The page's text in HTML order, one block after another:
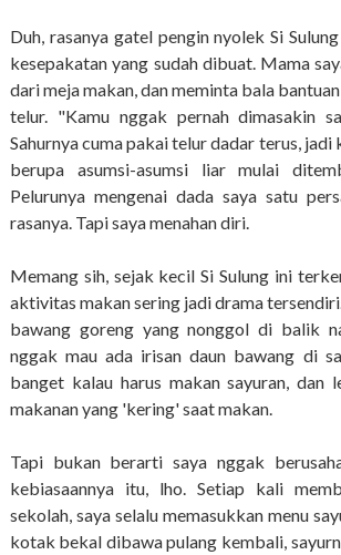
Duh, rasanya gatel pengin nyolek Si
kesepakatan yang sudah dibuat. Mama
dari meja makan, dan meminta bala
telur. "Kamu nggak pernah dimasakin
Sahurnya cuma pakai telur dadar terus, jadi
berupa asumsi-asumsi liar mulai
Pelurunya mengenai dada saya satu
rasanya. Tapi saya menahan diri.
Memang sih, sejak kecil Si Sulung ini
aktivitas makan sering jadi drama
bawang goreng yang nonggol di balik
nggak mau ada irisan daun bawang di
banget kalau harus makan sayuran, dan
makanan yang 'kering' saat makan.
Tapi bukan berarti saya nggak
kebiasaannya itu, lho. Setiap kali
sekolah, saya selalu memasukkan menu
kotak bekal dibawa pulang kembali,